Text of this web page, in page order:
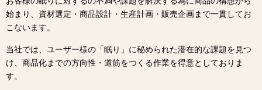
始まり、資材選定・商品設計・生産計画・販売企画まで一貫してお
こないます。
当社では、ユーザー様の「眠り」に秘められた潜在的な課題を見つ
け、商品化までの方向性・道筋をつくる作業を得意としておりま
す。